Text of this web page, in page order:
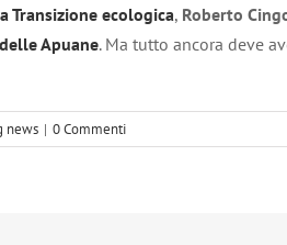
Transizione ecologica, Roberto
Apuane. Ma tutto ancora deve
news | 0 Commenti